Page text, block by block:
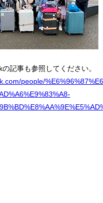
記事も参照してください。
people/